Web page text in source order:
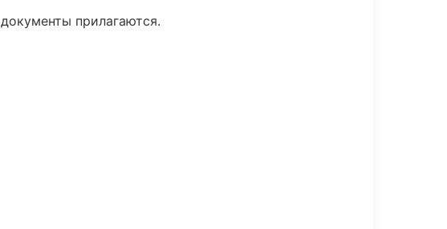
прилагаются.